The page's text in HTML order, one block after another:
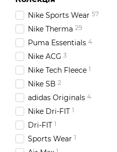
Nike Sports Wear 57
Nike Therma 29
Puma Essentials 4
Nike ACG 3
Nike Tech Fleece 1
Nike SB 2
adidas Originals 4
Nike Dri-FIT 1
Dri-FIT 1
Sports Wear 1